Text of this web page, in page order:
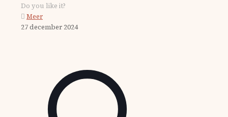
Do you like it?
Meer
27 december 2024